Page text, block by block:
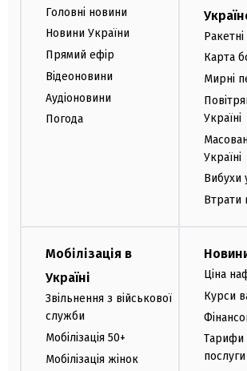
Головні новини
Новини України
Прямий ефір
Відеоновини
Аудіоновини
Погода
Карта
Мирні
Україні
Україні
Вибухи
Втрати
Мобілізація в
Україні
Звільнення з військової
служби
Мобілізація 50+
Мобілізація жінок
Ціна
Курси
Тарифи
послуги